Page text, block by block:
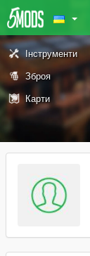
Інструменти
Зброя
Карти